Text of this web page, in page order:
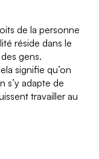
de la personne
réside dans le
gens.
signifie qu’on
s’y adapte de
travailler au